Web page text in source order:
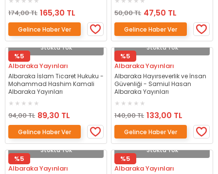
174,00 TL 165,30 TL
Gelince Haber Ver
Yayınları
50,00 TL 47,50 TL
Gelince Haber Ver
Stokta Yok
%5
Albaraka Yayınları
Albaraka İslam Ticaret Hukuku -
Mohammad Hashim Kamali
Albaraka Yayınları
94,00 TL 89,30 TL
Gelince Haber Ver
Stokta Yok
%5
Albaraka Yayınları
Albaraka Hayırseverlik ve İnsan
Güvenliği - Samiul Hasan
Albaraka Yayınları
140,00 TL 133,00 TL
Gelince Haber Ver
Stokta Yok
%5
Albaraka Yayınları
Stokta Yok
%5
Albaraka Yayınları